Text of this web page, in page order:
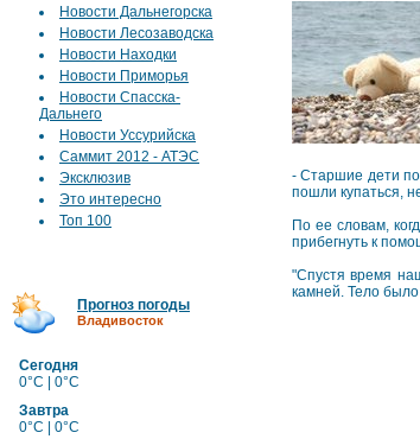
Новости Дальнегорска
Новости Лесозаводска
Новости Находки
Новости Приморья
Новости Спасска-
Дальнего
Новости Уссурийска
Саммит 2012 - АТЭС
Эксклюзив
Это интересно
Топ 100
Прогноз погоды
Владивосток
Сегодня
0°C | 0°C
Завтра
0°C | 0°C
- Старшие дети
пошли купаться,
По ее словам,
прибегнуть к
"Спустя время
камней. Тело